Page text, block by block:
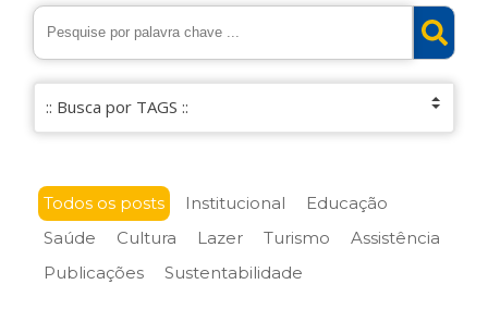
Todos os posts Institucional
Educação
Saúde
Cultura Lazer Turismo
Assistência
Publicações
Sustentabilidade